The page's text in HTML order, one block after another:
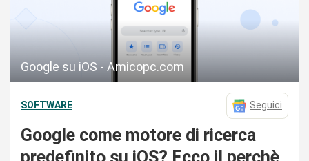
Google su iOS - Amicopc.com
SOFTWARE Seguici
Google come motore di ricerca